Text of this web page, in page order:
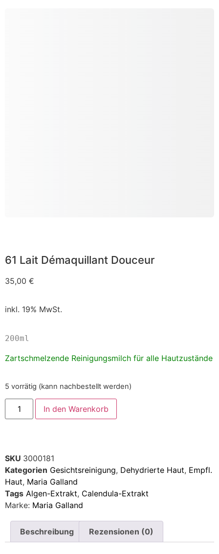
61 Lait Démaquillant Douceur
35,00 €
inkl. 19% MwSt.
200ml
Zartschmelzende Reinigungsmilch für alle Hautzustände
5 vorrätig (kann nachbestellt werden)
In den Warenkorb
SKU 3000181
Kategorien Gesichtsreinigung, Dehydrierte Haut, Empfl.
Haut, Maria Galland
Tags Algen-Extrakt, Calendula-Extrakt
Marke: Maria Galland
Beschreibung Rezensionen (0)